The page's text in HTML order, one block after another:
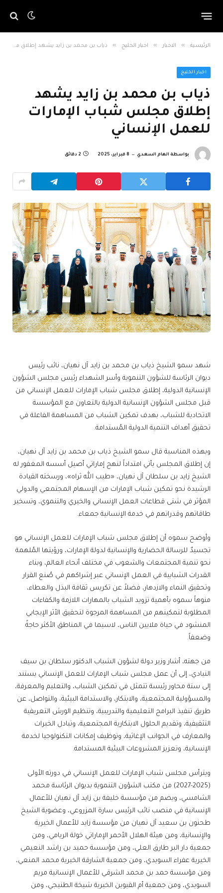
الرئيسية » الاخبار » اخبار الخليج » ذياب بن محمد بن زايد يشهد إطلاق مجلس شباب الإمارات للعمل الإنساني
اخبار الخليج
ذياب بن محمد بن زايد يشهد
إطلاق مجلس شباب الإمارات
للعمل الإنساني
بواسطة الهام السعدي 8 فبراير، 2025 2 دقائق
شهد سمو الشيخ ذياب بن محمد بن زايد آل نهيان، نائب رئيس
ديوان الرئاسة للشؤون التنموية وأسر الشهداء رئيس مجلس الشؤون
الإنسانية الدولية، إطلاق مجلس شباب الإمارات للعمل الإنساني من
قبل مجلس الشؤون الإنسانية الدولية بالتعاون مع المؤسسة
الاتحادية للشباب، بهدف تمكين الشباب من المساهمة الفاعلة في
تحقيق أهداف التنمية الدولية المُستدامة.
وبهذه المناسبة قال سمو الشيخ ذياب بن محمد بن زايد آل نهيان،
إن إطلاق المجلس يأتي امتداداً لنهج إماراتي أصيل أسسه المغفور له
الشيخ زايد بن سلطان آل نهيان، «طيب الله ثراه»، ورسخته القيادة
الرشيدة نحو تمكين شباب الإمارات من الإسهام المجتمعي والدولي
المؤثر في شتى قطاعات العمل الإنساني والخيري والتنموي، وتسخير
طاقاتهم وقدراتهم في خدمة الإنسانية جمعاء.
وأوضح سموه أن إطلاق مجلس شباب الإمارات للعمل الإنساني هو
تجسيدٌ للرسالة الحضارية والإنسانية لدولة الإمارات، ورؤيتها المُلهمة
نحو تنمية المجتمعات والشعوب في مختلف أنحاء العالم، وبناء
القدرات الشبابية في العمل الإنساني عبر إشراكهم في صُنع القرار
وتحقيق النماء والازدهار، فضلاً عن تكريس ثقافة البذل والعطاء،
منوهاً سموه بأهمية تزويد الشباب بالمهارات اللازمة والكفاءات
المطلوبة لتمكينهم من المساهمة المرجوة لتحقيق الأثر الإيجابي
المنشود في حياة ملايين الناس، لاسيما في المناطق الأكثر حاجةً
وضعفاً.
من جهته، أشار وزير دولة لشؤون الشباب الدكتور سلطان بن سيف
النيادي، إلى أن عمل مجلس شباب الإمارات للعمل الإنساني يستند
إلى ستة محاور رئيسة تتمثل في تمكين الشباب، والتعليم والمعرفة،
والمسؤولية المجتمعية، والابتكار، والاستدامة البيئية، والتواصل، عن
طريق تنفيذ البرامج التعليمية والتدريبية، وتنظيم الورش التعريفية
التثقيفية، وتقديم الحلول الابتكارية المجتمعية، وتبادل الخبرات
والمعارف في الجوانب الإغاثية، وتوظيف إمكانات التكنولوجيا لخدمة
الإنسانية، وتعزيز المشروعات البيئية المستدامة.
ويترأس مجلس شباب الإمارات للعمل الإنساني في دورته الأولى
(2025-2027) من مكتب الشؤون التنموية بديوان الرئاسة محمد
الشامسي، ويضم من مؤسسة خليفة بن زايد آل نهيان للأعمال
الإنسانية في منصب نائب الرئيس سارة المزروعي، وعضوية الشيخ
طحنون بن سعيد آل نهيان من مؤسسة زايد للأعمال الخيرية
والإنسانية، ومن هيئة الهلال الأحمر الإماراتي خولة الريامي، ومن
جمعية دار البر طارق العلي، ومن مؤسسة حميد بن راشد النعيمي
الخيرية عفراء السويدي، ومن جمعية الشارقة الخيرية محمد المنعي،
ومن مؤسسة حمد بن محمد الشرقي للأعمال الإنسانية مريم
السويدي، ومن جمعية أم القيوين الخيرية شيخة الطنيجي، ومن